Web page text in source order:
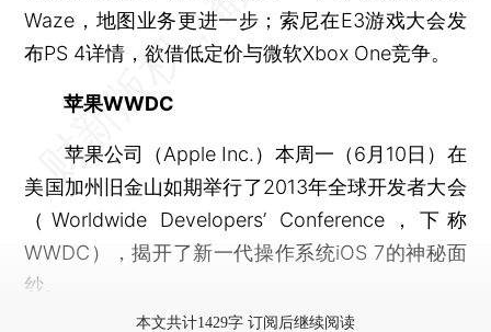
Waze，地图业务更进一步；索尼在E3游戏大会发
布PS 4详情，欲借低定价与微软Xbox One竞争。
苹果WWDC
苹果公司（Apple Inc.）本周一（6月10日）在
美国加州旧金山如期举行了2013年全球开发者大会
（Worldwide Developers’ Conference，下称
WWDC），揭开了新一代操作系统iOS 7的神秘面
纱。
本文共计1429字 订阅后继续阅读